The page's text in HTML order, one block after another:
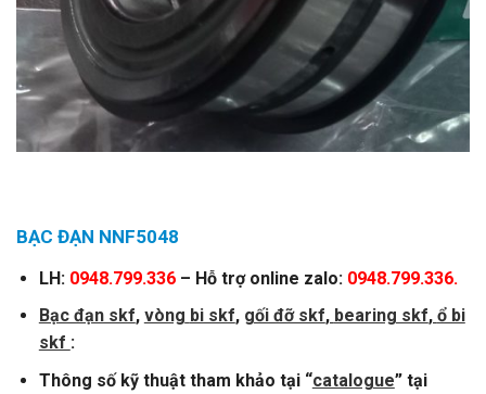
BẠC ĐẠN NNF5048
LH:0948.799.336 – Hỗ trợ online zalo: 0948.799.336.
Bạc đạn skf, vòng bi skf, gối đỡ skf, bearing skf, ổ bi
skf :
Thông số kỹ thuật tham khảo tại “catalogue” tại